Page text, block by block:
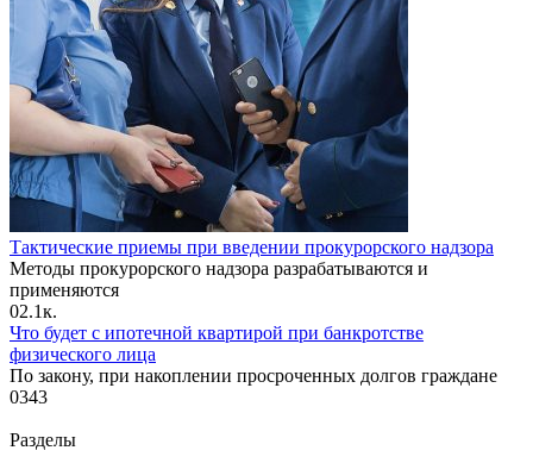
Тактические приемы при введении прокурорского надзора
Методы прокурорского надзора разрабатываются и
применяются
02.1к.
Что будет с ипотечной квартирой при банкротстве
физического лица
По закону, при накоплении просроченных долгов граждане
0343
Разделы